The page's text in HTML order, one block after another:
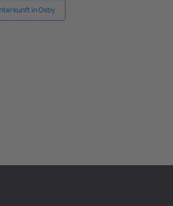
in Osby